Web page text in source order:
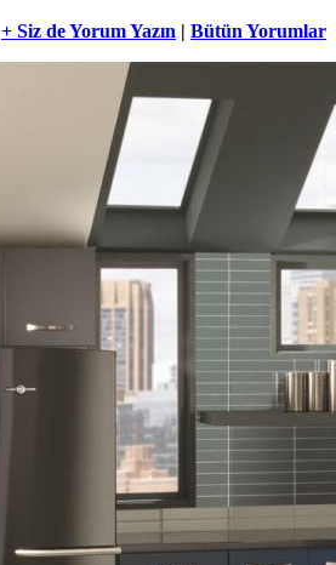
+ Siz de Yorum Yazın | Bütün Yorumlar